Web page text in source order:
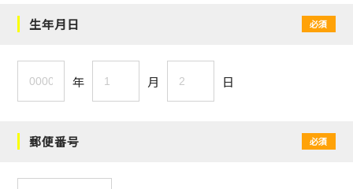
生年月日 必須
年 月 日
郵便番号 必須